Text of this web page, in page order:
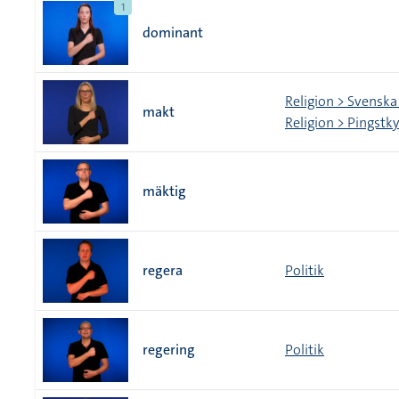
1
dominant
makt
Religion >
Religion >
mäktig
regera Politik
regering Politik